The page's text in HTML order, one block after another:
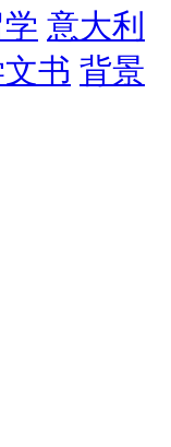
意大利
书 背景